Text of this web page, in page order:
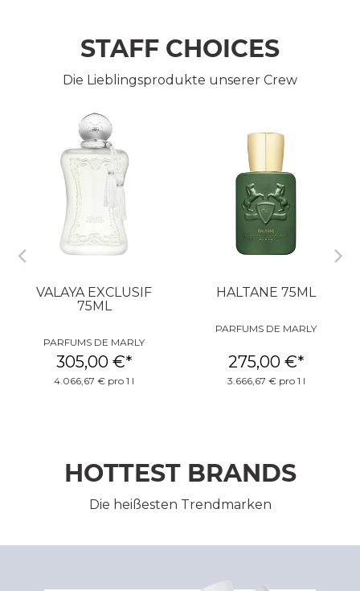
STAFF CHOICES
Die Lieblingsprodukte unserer Crew
VALAYA EXCLUSIF
75ML
PARFUMS DE MARLY
305,00 €*
4.066,67 € pro 1 l
HALTANE 75ML
PARFUMS DE MARLY
275,00 €*
3.666,67 € pro 1 l
HOTTEST BRANDS
Die heißesten Trendmarken